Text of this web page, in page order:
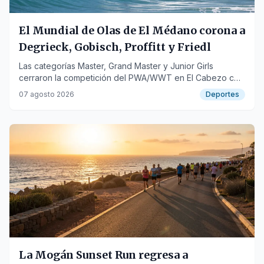
El Mundial de Olas de El Médano corona a
Degrieck, Gobisch, Proffitt y Friedl
Las categorías Master, Grand Master y Junior Girls
cerraron la competición del PWA/WWT en El Cabezo con
emocionantes finales.
07 agosto 2026 Deportes
La Mogán Sunset Run regresa a